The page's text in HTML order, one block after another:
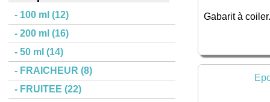
- 100 ml (12)
- 200 ml (16)
- 50 ml (14)
- FRAICHEUR (8)
- FRUITEE (22)
Gabarit à